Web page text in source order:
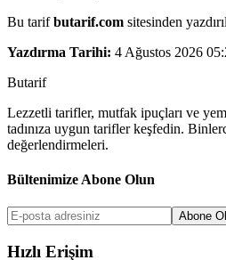
Bu tarifbutarif.com sitesinden
Yazdırma Tarihi: 4 Ağustos 2026
Butarif
Lezzetli tarifler, mutfak ipuçları ve
tadınıza uygun tarifler keşfedin.
değerlendirmeleri.
Bültenimize Abone Olun
Abone Ol
Hızlı Erişim